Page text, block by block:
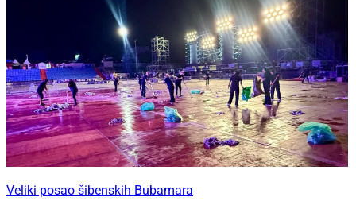
Veliki posao šibenskih Bubamara